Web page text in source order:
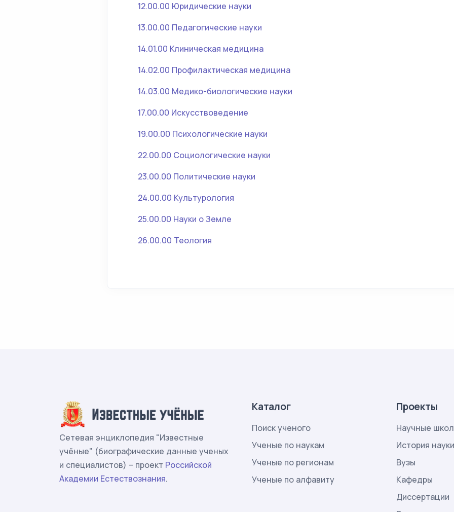
12.00.00 Юридические науки
13.00.00 Педагогические науки
14.01.00 Клиническая медицина
14.02.00 Профилактическая медицина
14.03.00 Медико-биологические науки
17.00.00 Искусствоведение
19.00.00 Психологические науки
22.00.00 Социологические науки
23.00.00 Политические науки
24.00.00 Культурология
25.00.00 Науки о Земле
26.00.00 Теология
Сетевая энциклопедия "Известные
учёные" (биографические данные ученых
и специалистов) – проект Российской
Академии Естествознания.
Каталог
Поиск ученого
Ученые по наукам
Ученые по регионам
Ученые по алфавиту
Проекты
Научные
История науки
Вузы
Кафедры
Диссертации